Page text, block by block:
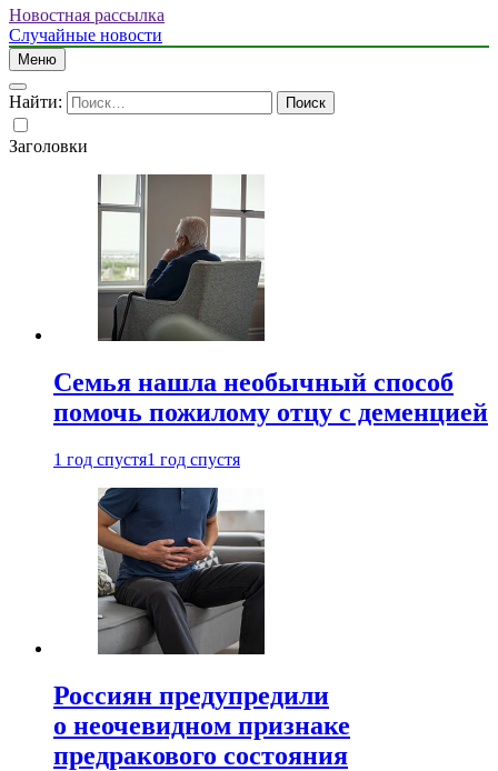
Новостная рассылка
Случайные новости
Меню
Найти:
Заголовки
Семья нашла необычный способ
помочь пожилому отцу с деменцией
1 год спустя1 год спустя
Россиян предупредили
о неочевидном признаке
предракового состояния